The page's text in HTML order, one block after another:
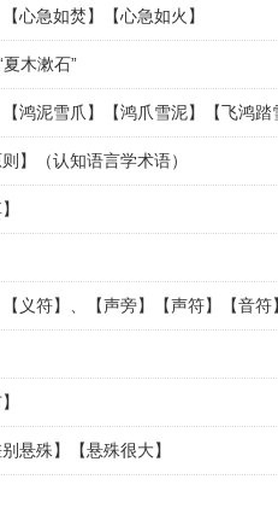
心急如焚】【心急如火】
木漱石”
【鸿泥雪爪】【鸿爪雪泥】【飞鸿
】（认知语言学术语）
【义符】、【声旁】【声符】【音符
悬殊】【悬殊很大】